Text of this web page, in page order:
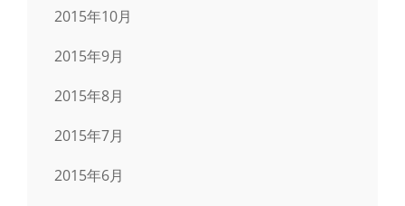
2015年10月
2015年9月
2015年8月
2015年7月
2015年6月